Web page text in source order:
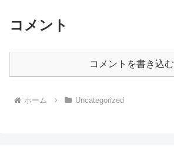
コメント
コメントを書き込む
ホーム Uncategorized